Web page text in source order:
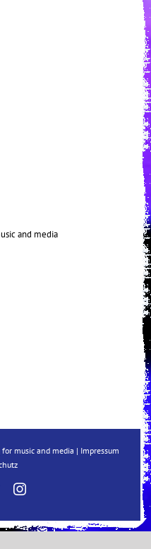
and media
music and media | Impressum
Instagram